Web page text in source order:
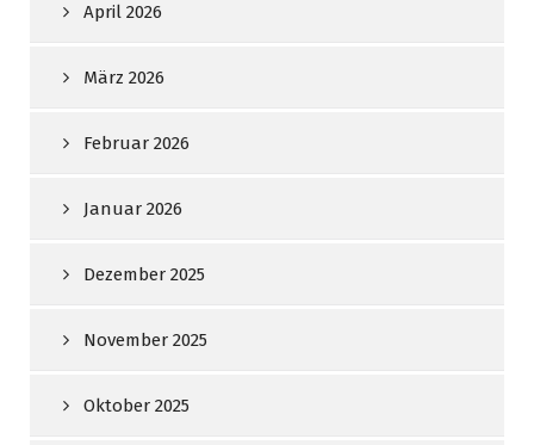
April 2026
März 2026
Februar 2026
Januar 2026
Dezember 2025
November 2025
Oktober 2025